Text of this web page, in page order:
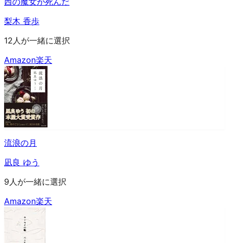
梨木 香歩
12人が一緒に選択
Amazon楽天
流浪の月
凪良 ゆう
9人が一緒に選択
Amazon楽天